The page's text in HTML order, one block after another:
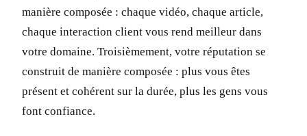
manière composée : chaque vidéo, chaque article,
chaque interaction client vous rend meilleur dans
votre domaine. Troisièmement, votre réputation se
construit de manière composée : plus vous êtes
présent et cohérent sur la durée, plus les gens vous
font confiance.